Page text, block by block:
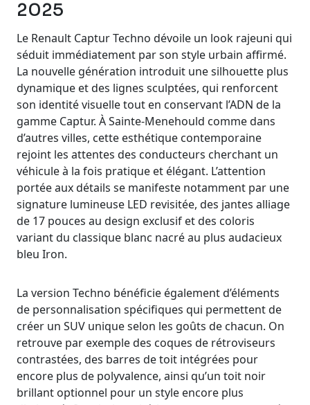
2025
Le Renault Captur Techno dévoile un look rajeuni qui
séduit immédiatement par son style urbain affirmé.
La nouvelle génération introduit une silhouette plus
dynamique et des lignes sculptées, qui renforcent
son identité visuelle tout en conservant l’ADN de la
gamme Captur. À Sainte-Menehould comme dans
d’autres villes, cette esthétique contemporaine
rejoint les attentes des conducteurs cherchant un
véhicule à la fois pratique et élégant. L’attention
portée aux détails se manifeste notamment par une
signature lumineuse LED revisitée, des jantes alliage
de 17 pouces au design exclusif et des coloris
variant du classique blanc nacré au plus audacieux
bleu Iron.
La version Techno bénéficie également d’éléments
de personnalisation spécifiques qui permettent de
créer un SUV unique selon les goûts de chacun. On
retrouve par exemple des coques de rétroviseurs
contrastées, des barres de toit intégrées pour
encore plus de polyvalence, ainsi qu’un toit noir
brillant optionnel pour un style encore plus